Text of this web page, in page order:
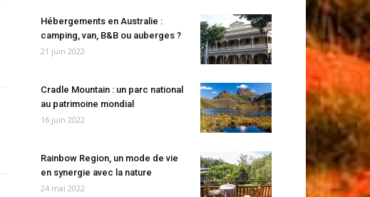
Hébergements en Australie :
camping, van, B&B ou auberges ?
21 juin 2022
Cradle Mountain : un parc national
au patrimoine mondial
16 juin 2022
Rainbow Region, un mode de vie
en synergie avec la nature
24 mai 2022